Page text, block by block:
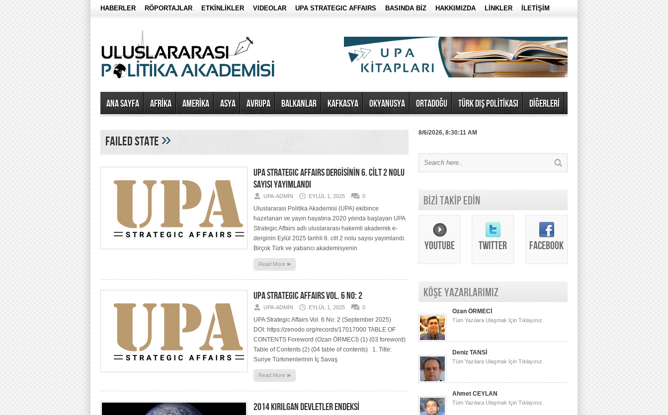
HABERLER RÖPORTAJLAR ETKİNLİKLER VIDEOLAR UPA STRATEGIC AFFAIRS BASINDA BİZ HAKKIMIZDA LİNKLER İLETİŞİM
Ana Sayfa AFRİKA AMERİKA ASYA AVRUPA BALKANLAR KAFKASYA OKYANUSYA ORTADOĞU TÜRK DIŞ POLİTİKASI DİĞERLERİ
failed state»
UPA STRATEGIC AFFAIRS DERGİSİNİN 6. CİLT 2 NOLU
SAYISI YAYIMLANDI
UPA-ADMIN EYLÜL 1, 2025 0
Uluslararası Politika Akademisi (UPA) ekibince
hazırlanan ve yayın hayatına 2020 yılında başlayan UPA
Strategic Affairs adlı uluslararası hakemli akademik e-
derginin Eylül 2025 tarihli 6. cilt 2 nolu sayısı yayımlandı.
Birçok Türk ve yabancı akademisyenin
Read More »
UPA STRATEGIC AFFAIRS VOL. 6 NO: 2
UPA-ADMIN EYLÜL 1, 2025 0
UPA Strategic Affairs Vol. 6 No: 2 (September 2025)
DOI: https://zenodo.org/records/17017000 TABLE OF
CONTENTS Foreword (Ozan ÖRMECİ) (1) (03 foreword)
Table of Contents (2) (04 table of contents) 1. Title:
Suriye Türkmenlerinin İç Savaş
Read More »
2014 KIRILGAN DEVLETLER ENDEKSİ
8/6/2026, 8:30:11 AM
BİZİ TAKİP EDİN
YOUTUBE TWITTER FACEBOOK
KÖŞE YAZARLARIMIZ
Ozan ÖRMECİ
Tüm Yazılara Ulaşmak İçin Tıklayınız.
Deniz TANSİ
Tüm Yazılara Ulaşmak İçin Tıklayınız.
Ahmet CEYLAN
Tüm Yazılara Ulaşmak İçin Tıklayınız.